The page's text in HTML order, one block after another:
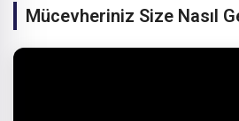
Mücevheriniz Size Nasıl